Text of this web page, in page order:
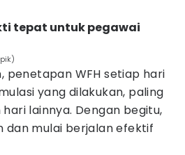
tepat untuk pegawai
penetapan WFH setiap hari
yang dilakukan, paling
lainnya. Dengan begitu,
dan mulai berjalan efektif